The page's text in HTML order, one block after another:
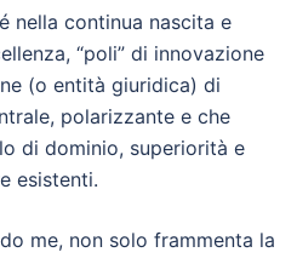
é nella continua nascita e
“poli” di innovazione
(o entità giuridica) di
polarizzante e che
di dominio, superiorità e
esistenti.
me, non solo frammenta la